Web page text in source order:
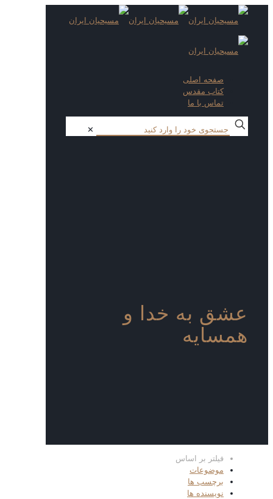
صفحه اصلی
کتاب مقدس
تماس با ما
✕
عشق به خدا و
همسایه
فیلتر بر اساس
موضوعات
برچسب ها
نویسنده ها